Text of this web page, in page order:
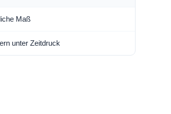
Maß
unter Zeitdruck